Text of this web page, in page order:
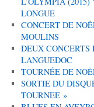
LONGUE
CONCERT DE
MOULINS
DEUX CONCERTS
LANGUEDOC
TOURNÉE DE
SORTIE DU
TOURNEE »